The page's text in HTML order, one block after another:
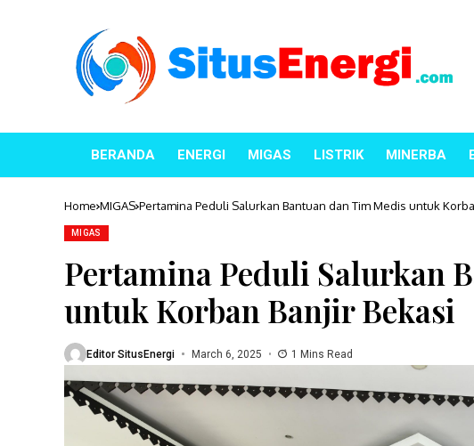
BERANDA ENERGI MIGAS LISTRIK MINERBA
Home MIGAS Pertamina Peduli Salurkan Bantuan dan Tim Medis untuk
MIGAS
Pertamina Peduli Salurkan
untuk Korban Banjir Bekasi
Editor SitusEnergi March 6, 2025 1 Mins Read